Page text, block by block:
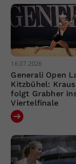
16.07.2026
Generali Open
Kitzbühel: Kraus
folgt Grabher
Viertelfinale